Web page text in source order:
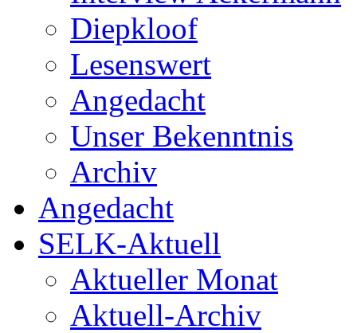
Diepkloof
Lesenswert
Angedacht
Unser Bekenntnis
Archiv
Angedacht
SELK-Aktuell
Aktueller Monat
Aktuell-Archiv